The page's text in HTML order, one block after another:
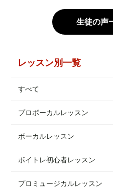
生徒の声
レッスン別一覧
すべて
プロボーカルレッスン
ボーカルレッスン
ボイトレ初心者レッスン
プロミュージカルレッスン